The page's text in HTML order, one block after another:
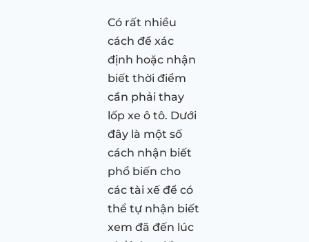
Có rất nhiều
cách để xác
định hoặc nhận
biết thời điểm
cần phải thay
lốp xe ô tô. Dưới
đây là một số
cách nhận biết
phổ biến cho
các tài xế để có
thể tự nhận biết
xem đã đến lúc